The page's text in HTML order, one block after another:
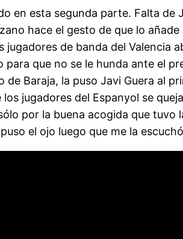
en esta segunda parte. Falta de
hace el gesto de que lo
de banda del Valencia
que no se le hunda ante el
Baraja, la puso Javi Guera al
jugadores del Espanyol se
por la buena acogida que
el ojo luego que me la